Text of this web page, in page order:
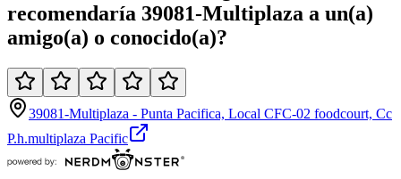
recomendaría 39081-Multiplaza a un(a)
amigo(a) o conocido(a)?
39081-Multiplaza - Punta Pacifica, Local CFC-02 foodcourt, Cc
P.h.multiplaza Pacific